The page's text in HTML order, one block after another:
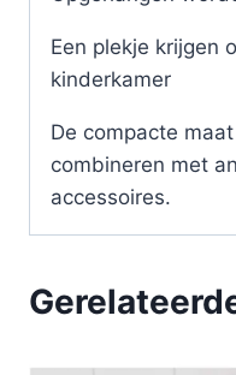
Een plekje krijgen
kinderkamer
De compacte
combineren met
accessoires.